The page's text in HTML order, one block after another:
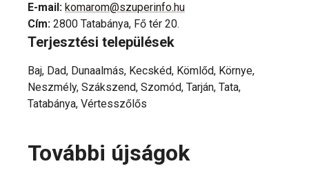
E-mail: komarom@szuperinfo.hu
Cím: 2800 Tatabánya, Fő tér 20.
Terjesztési települések
Baj, Dad, Dunaalmás, Kecskéd, Kömlőd, Környe,
Neszmély, Szákszend, Szomód, Tarján, Tata,
Tatabánya, Vértesszőlős
További újságok